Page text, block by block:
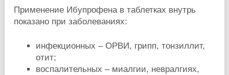
Применение Ибупрофена в таблетках внутрь
показано при заболеваниях:
инфекционных – ОРВИ, грипп, тонзиллит,
отит;
воспалительных – миалгии, невралгиях,